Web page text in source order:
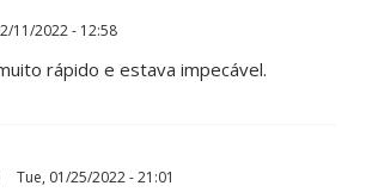
11/2022 - 12:58
rápido e estava impecável.
Tue, 01/25/2022 - 21:01